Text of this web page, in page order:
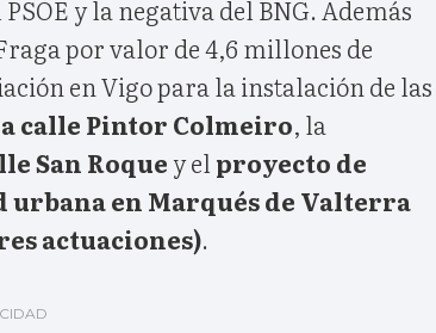
y la negativa del BNG. Además
por valor de 4,6 millones de
en Vigo para la instalación de las
calle Pintor Colmeiro, la
San Roque y el proyecto de
en Marqués de Valterra
actuaciones).